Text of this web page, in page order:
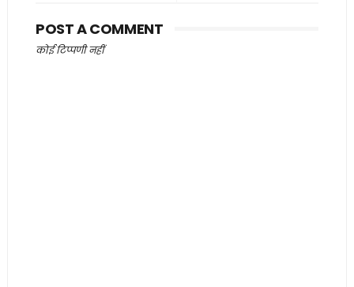
POST A COMMENT
कोई टिप्पणी नहीं